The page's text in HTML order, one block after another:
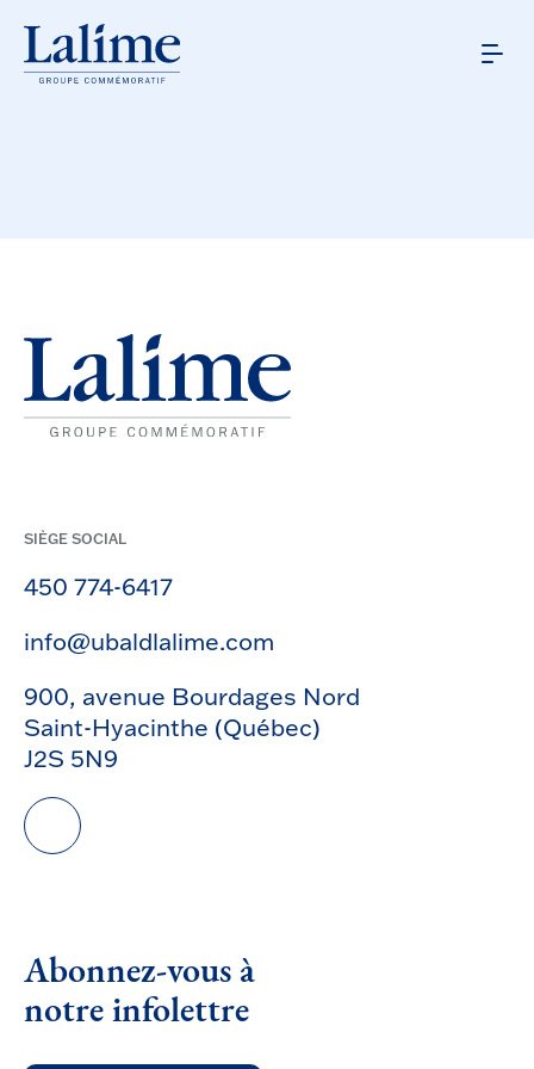
SIÈGE SOCIAL
450 774-6417
info@ubaldlalime.com
900, avenue Bourdages Nord
Saint-Hyacinthe (Québec)
J2S 5N9
Abonnez-vous à
notre infolettre